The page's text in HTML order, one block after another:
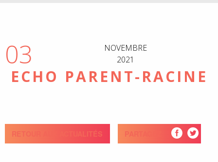
03
NOVEMBRE
2021
ECHO PARENT-RACINE
RETOUR AUX ACTUALITÉS PARTAGEZ